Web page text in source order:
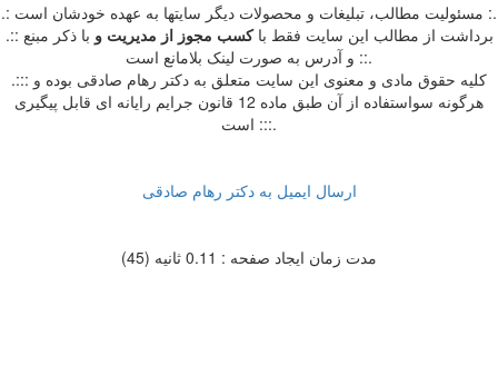
.: مسئوليت مطالب، تبليغات و محصولات ديگر سايتها به عهده خودشان است :.
.:: برداشت از مطالب اين سايت فقط باکسب مجوز از مدیریت و با ذکر مبنع
و آدرس به صورت لینک بلامانع است ::.
.::: کلیه حقوق مادی و معنوی این سایت متعلق به دکتر رهام صادقی بوده و
هرگونه سواستفاده از آن طبق ماده 12 قانون جرایم رایانه ای قابل پیگیری
است :::.
ارسال ایمیل به دکتر رهام صادقی
مدت زمان ایجاد صفحه : 0.11 ثانیه (45)